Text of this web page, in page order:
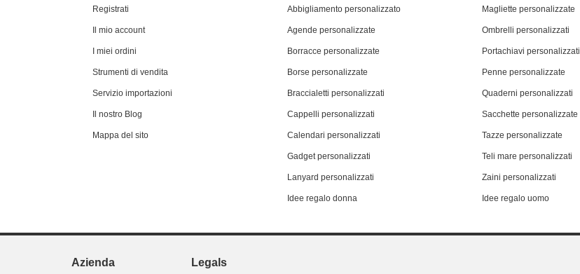
Registrati
Il mio account
I miei ordini
Strumenti di vendita
Servizio importazioni
Il nostro Blog
Mappa del sito
Abbigliamento personalizzato
Agende personalizzate
Borracce personalizzate
Borse personalizzate
Braccialetti personalizzati
Cappelli personalizzati
Calendari personalizzati
Gadget personalizzati
Lanyard personalizzati
Idee regalo donna
Magliette personalizzate
Ombrelli personalizzati
Portachiavi personalizzati
Penne personalizzate
Quaderni personalizzati
Sacchette personalizzate
Tazze personalizzate
Teli mare personalizzati
Zaini personalizzati
Idee regalo uomo
Azienda Legals